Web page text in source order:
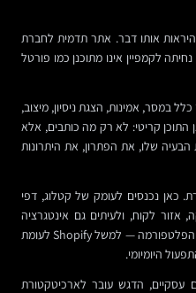
אותו דבר. אתר תדמית לחברת
נחיתה לקמפיין אינו מתוכנן כמו פורטל
במסר, אמינות, הצגת ניסיון, מיצוב,
התוכן קריטי: לא רק מה כותבים, אלא
שלו, את הפתרון, את היתרונות
כאן נכנסים לעומק של קטלוג, דפי
אזור לקוח, ולעיתים גם אינטגרציה
למלאי, CRM או מערכת דיוור. גם שאלת הפלטפורמה — למשל Shopify לעומת
עסקיים, הדגש עובר לארכיטקטורת